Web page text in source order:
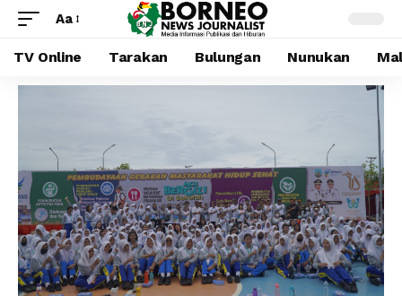
Aa
TV Online Tarakan Bulungan Nunukan